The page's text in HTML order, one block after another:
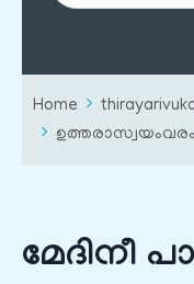
Home
ഉത്തരാസ്വയംവരം
മേദിനീ